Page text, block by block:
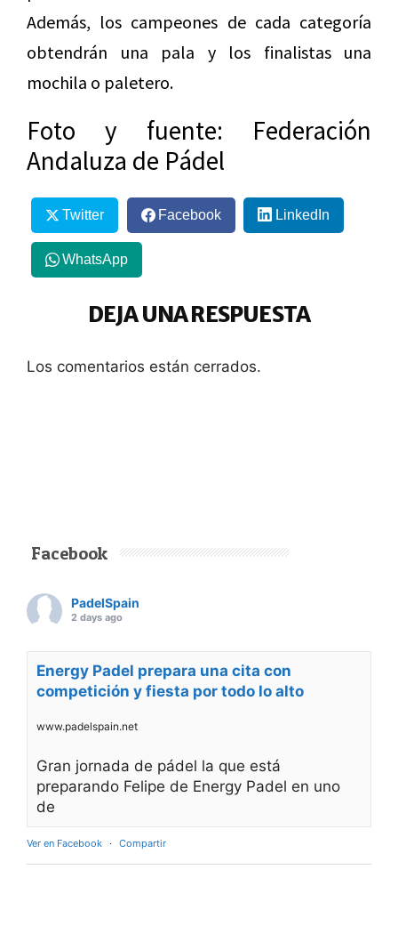
Además, los campeones de cada categoría
obtendrán una pala y los finalistas una
mochila o paletero.
Foto y fuente: Federación
Andaluza de Pádel
Twitter Facebook LinkedIn
WhatsApp
DEJA UNA RESPUESTA
Los comentarios están cerrados.
Facebook
PadelSpain
2 days ago
Energy Padel prepara una cita con
competición y fiesta por todo lo alto
www.padelspain.net
Gran jornada de pádel la que está
preparando Felipe de Energy Padel en uno
de
Ver en Facebook · Compartir